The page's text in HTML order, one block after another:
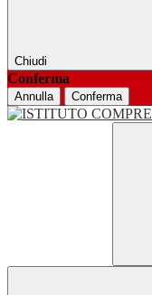
Chiudi
Conferma
Annulla Conferma